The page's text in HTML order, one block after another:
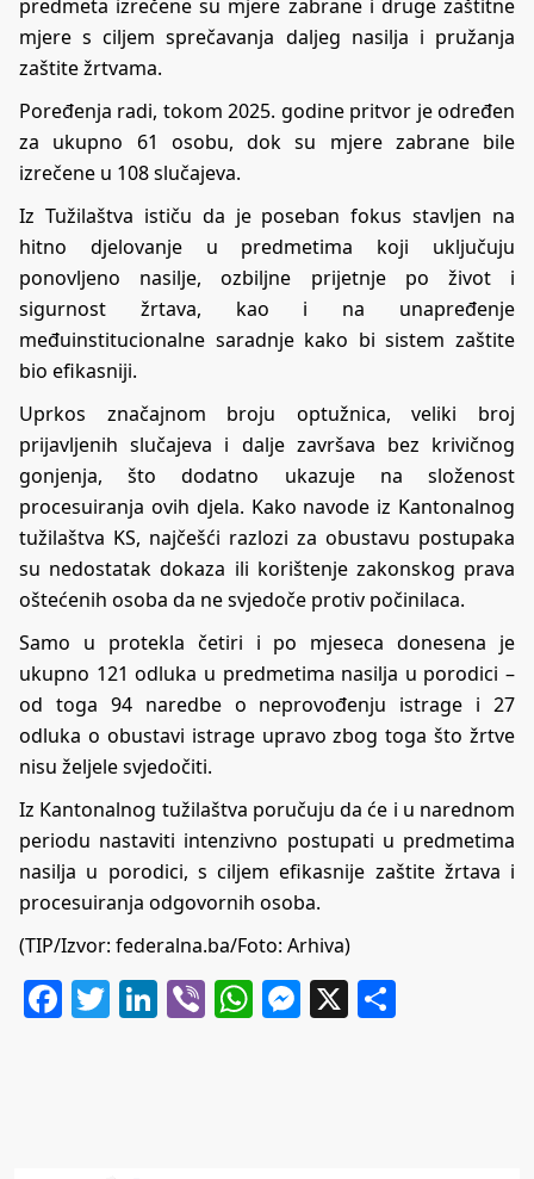
predmeta izrečene su mjere zabrane i druge zaštitne
mjere s ciljem sprečavanja daljeg nasilja i pružanja
zaštite žrtvama.
Poređenja radi, tokom 2025. godine pritvor je određen
za ukupno 61 osobu, dok su mjere zabrane bile
izrečene u 108 slučajeva.
Iz Tužilaštva ističu da je poseban fokus stavljen na
hitno djelovanje u predmetima koji uključuju
ponovljeno nasilje, ozbiljne prijetnje po život i
sigurnost žrtava, kao i na unapređenje
međuinstitucionalne saradnje kako bi sistem zaštite
bio efikasniji.
Uprkos značajnom broju optužnica, veliki broj
prijavljenih slučajeva i dalje završava bez krivičnog
gonjenja, što dodatno ukazuje na složenost
procesuiranja ovih djela. Kako navode iz Kantonalnog
tužilaštva KS, najčešći razlozi za obustavu postupaka
su nedostatak dokaza ili korištenje zakonskog prava
oštećenih osoba da ne svjedoče protiv počinilaca.
Samo u protekla četiri i po mjeseca donesena je
ukupno 121 odluka u predmetima nasilja u porodici –
od toga 94 naredbe o neprovođenju istrage i 27
odluka o obustavi istrage upravo zbog toga što žrtve
nisu željele svjedočiti.
Iz Kantonalnog tužilaštva poručuju da će i u narednom
periodu nastaviti intenzivno postupati u predmetima
nasilja u porodici, s ciljem efikasnije zaštite žrtava i
procesuiranja odgovornih osoba.
(TIP/Izvor: federalna.ba/Foto: Arhiva)
Facebook
Twitter
LinkedIn
ViberWhatsApp
Messenger
X